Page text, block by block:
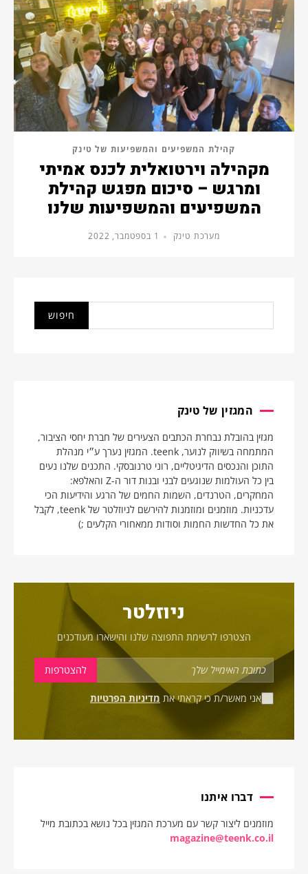
קהילת המשפיעים והמשפיעות של טינק
מקהילה וירטואלית לכנס אמיתי
ומרגש – סיכום מפגש קהילת
המשפיעים והמשפיעות שלנו
מערכת טינק 1 בספטמבר, 2022
המגזין של טינק
מגזין בהובלת נבחרת הכתבים הצעירים של חברת יחסי הציבור,
המתמחה בשיווק לנוער, teenk. המגזין נערך ע״י מנהלת
התוכן והנכסים הדיגיטליים, רוני טרנובסקי. התכנים שלנו נעים
בין כל העולמות שנוגעים לבני ובנות דור ה-Z והאלפא:
המחקרים, הטרנדים, השמות החמים של הרגע והידיעות הכי
עדכניות. מוזמנים ומוזמנות להירשם לניוזלטר של teenk, לקבל
את כל החדשות החמות וסודות ממאחורי הקלעים ;)
ניוזלטר
הצטרפו לרשימת התפוצה שלנו והישארו מעודכנים
אני מאשר/ת כי קראתי את מדיניות הפרטיות
דברו איתנו
מוזמנים ליצור קשר עם מערכת המגזין בכל נושא בכתובת מייל
magazine@teenk.co.il